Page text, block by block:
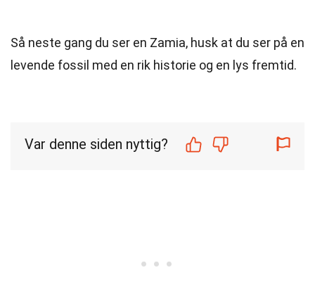
Så neste gang du ser en Zamia, husk at du ser på en
levende fossil med en rik historie og en lys fremtid.
Var denne siden nyttig?